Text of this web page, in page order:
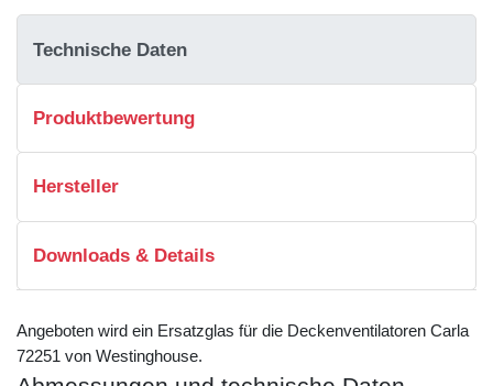
Technische Daten
Produktbewertung
Hersteller
Downloads & Details
Angeboten wird ein Ersatzglas für die Deckenventilatoren Carla
72251 von Westinghouse.